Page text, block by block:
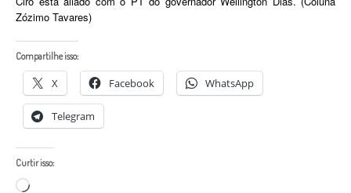
Zózimo Tavares)
Compartilhe isso:
X Facebook WhatsApp
Telegram
Curtir isso:
Carregando...